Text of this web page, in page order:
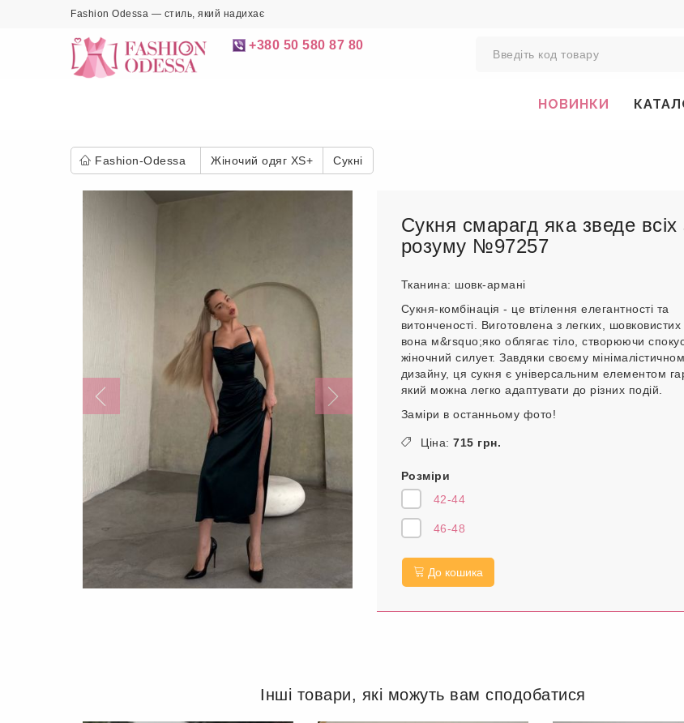
Fashion Odessa — стиль, який надихає
+380 50 580 87 80
НОВИНКИ
Fashion-Odessa Жіночий одяг XS+ Сукні
Сукня смарагд яка зведе всіх
розуму №97257
Тканина: шовк-армані
Сукня-комбінація - це втілення елегантності та
витонченості. Виготовлена ​​з легких, шовковистих
вона м&rsquo;яко облягає тіло, створюючи
жіночний силует. Завдяки своєму
дизайну, ця сукня є універсальним елементом
який можна легко адаптувати до різних подій.
Заміри в останньому фото!
Ціна: 715 грн.
Розміри
42-44
46-48
До кошика
Інші товари, які можуть вам сподобатися